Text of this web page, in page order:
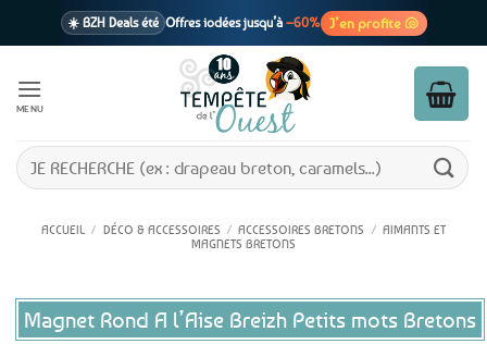
☀️ BZH Deals été Offres iodées jusqu’à –60% J’en profite 🐚
1 cadeau offertdès 39€ d’achats
En point relais dès 3,95€ seulement
MENU
Recherche
pour :
ACCUEIL / DÉCO & ACCESSOIRES / ACCESSOIRES BRETONS / AIMANTS ET
MAGNETS BRETONS
Magnet Rond A l’Aise Breizh Petits mots Bretons